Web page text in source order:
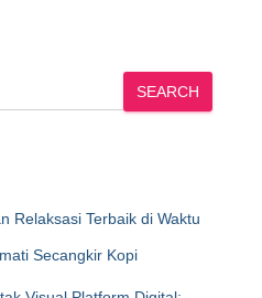
SEARCH
Relaksasi Terbaik di Waktu
Secangkir Kopi